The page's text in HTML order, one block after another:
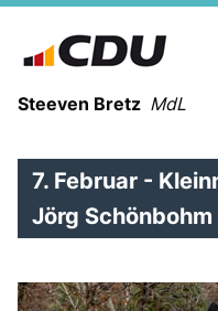
Steeven Bretz MdL
7. Februar -
Jörg Schönbohm